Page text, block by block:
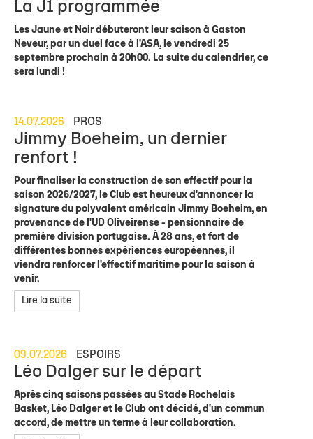
La J1 programmée
Les Jaune et Noir débuteront leur saison à Gaston
Neveur, par un duel face à l'ASA, le vendredi 25
septembre prochain à 20h00. La suite du calendrier, ce
sera lundi !
14.07.2026 PROS
Jimmy Boeheim, un dernier
renfort !
Pour finaliser la construction de son effectif pour la
saison 2026/2027, le Club est heureux d'annoncer la
signature du polyvalent américain Jimmy Boeheim, en
provenance de l'UD Oliveirense - pensionnaire de
première division portugaise. À 28 ans, et fort de
différentes bonnes expériences européennes, il
viendra renforcer l'effectif maritime pour la saison à
venir.
Lire la suite
09.07.2026 ESPOIRS
Léo Dalger sur le départ
Après cinq saisons passées au Stade Rochelais
Basket, Léo Dalger et le Club ont décidé, d'un commun
accord, de mettre un terme à leur collaboration.